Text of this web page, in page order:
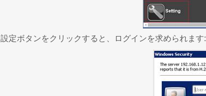
設定ボタンをクリックすると、ログインを求められます: